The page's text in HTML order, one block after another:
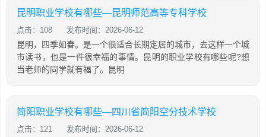
昆明职业学校有哪些—昆明师范高等专科学校
点击：108 发布时间：2026-06-12
昆明，四季如春。是一个很适合长期定居的城市，去这样一个城
市读书，也是一件很幸福的事情。昆明的职业学校有哪些呢?想
当老师的同学就有福了。昆明
简阳职业学校有哪些—四川省简阳空分技术学校
点击：121 发布时间：2026-06-12